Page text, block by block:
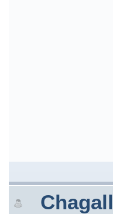
Chagall